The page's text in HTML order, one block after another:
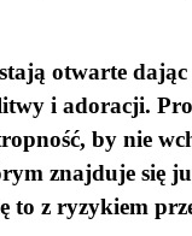
otwarte
i adoracji.
by nie
znajduje się
to z ryzykiem